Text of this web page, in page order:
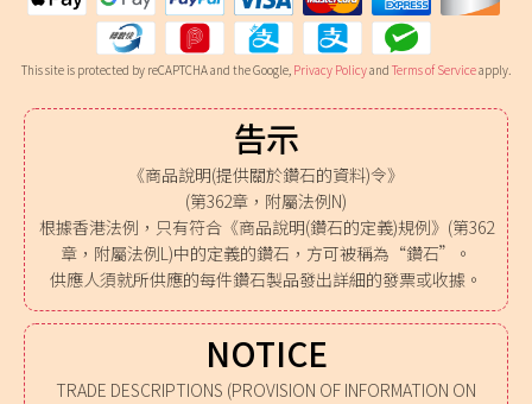
This site is protected by reCAPTCHA and the Google, Privacy Policyand Terms of Serviceapply.
告示
《商品說明(提供關於鑽石的資料)令》
(第362章，附屬法例N)
根據香港法例，只有符合《商品說明(鑽石的定義)規例》(第362
章，附屬法例L)中的定義的鑽石，方可被稱為“鑽石”。
供應人須就所供應的每件鑽石製品發出詳細的發票或收據。
NOTICE
TRADE DESCRIPTIONS (PROVISION OF INFORMATION ON